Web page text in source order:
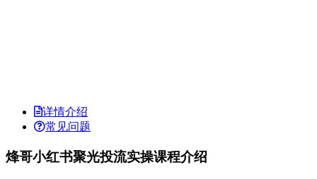
详情介绍
常见问题
烽哥小红书聚光投流实操课程介绍